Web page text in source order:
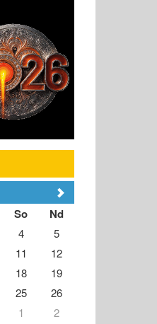
So Nd
4
5
11
12
18
19
25
26
1 2